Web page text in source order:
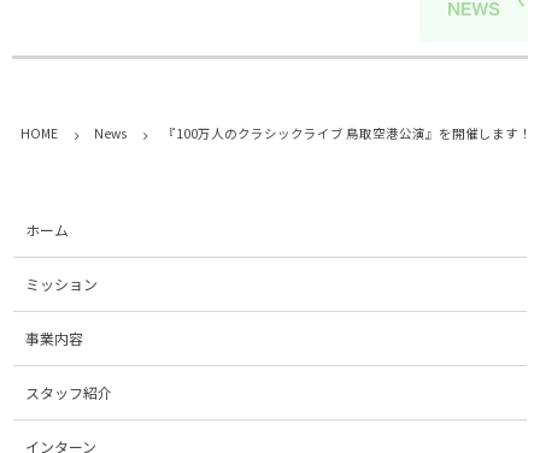
HOME News 『100万人のクラシックライブ 鳥取空港公演』を開催します！
ホーム
ミッション
事業内容
スタッフ紹介
インターン